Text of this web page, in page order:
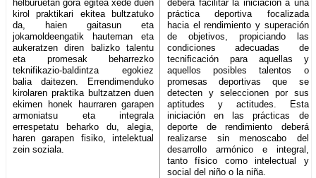
helburuetan gora egitea xede duen
kirol praktikari ekitea bultzatuko
da, haien gaitasun eta
jokamoldeengatik hauteman eta
aukeratzen diren balizko talentu
eta promesak beharrezko
teknifikazio-baldintza egokiez
balia daitezen. Errendimenduko
kirolaren praktika bultzatzen duen
ekimen honek haurraren garapen
armoniatsu eta integrala
errespetatu beharko du, alegia,
haren garapen fisiko, intelektual
zein soziala.
deberá facilitar la iniciación a una
práctica deportiva focalizada
hacia el rendimiento y superación
de objetivos, propiciando las
condiciones adecuadas de
tecnificación para aquellas y
aquellos posibles talentos o
promesas deportivas que se
detecten y seleccionen por sus
aptitudes y actitudes. Esta
iniciación en las prácticas de
deporte de rendimiento deberá
realizarse sin menoscabo del
desarrollo armónico e integral,
tanto físico como intelectual y
social del niño o la niña.